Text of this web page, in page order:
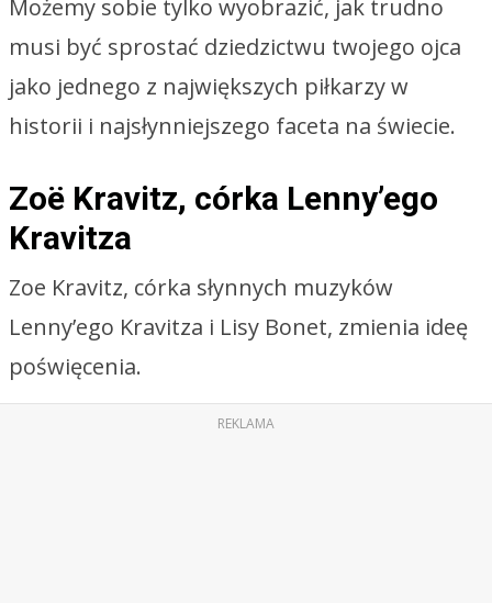
Możemy sobie tylko wyobrazić, jak trudno
musi być sprostać dziedzictwu twojego ojca
jako jednego z największych piłkarzy w
historii i najsłynniejszego faceta na świecie.
Zoë Kravitz, córka Lenny’ego
Kravitza
Zoe Kravitz, córka słynnych muzyków
Lenny’ego Kravitza i Lisy Bonet, zmienia ideę
poświęcenia.
REKLAMA